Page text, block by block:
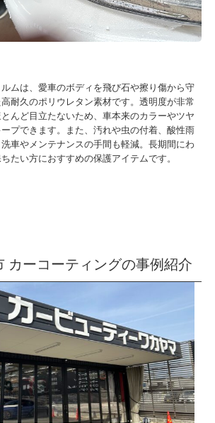
ムは、愛車のボディを飛び石や擦り傷から守
耐久のポリウレタン素材です。透明度が非常
んど目立たないため、車本来のカラーやツヤ
プできます。また、汚れや虫の付着、酸性雨
車やメンテナンスの手間も軽減。長期間にわ
たい方におすすめの保護アイテムです。
カーコーティングの事例紹介